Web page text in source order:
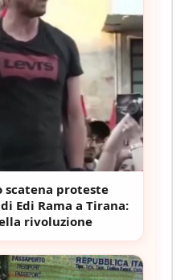
proteste
Edi Rama a Tirana:
rivoluzione